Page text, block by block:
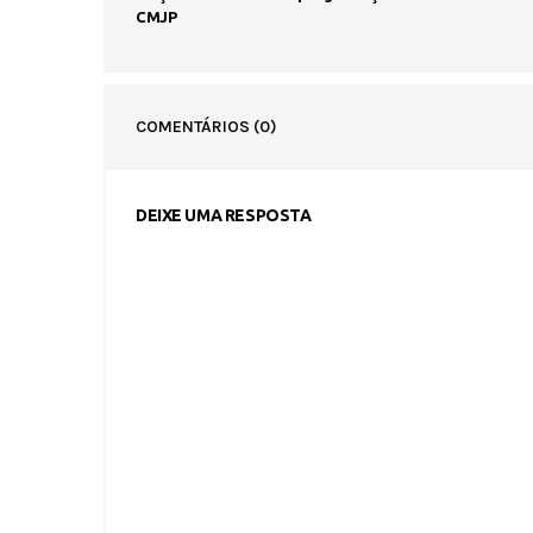
CMJP
COMENTÁRIOS (0)
DEIXE UMA RESPOSTA